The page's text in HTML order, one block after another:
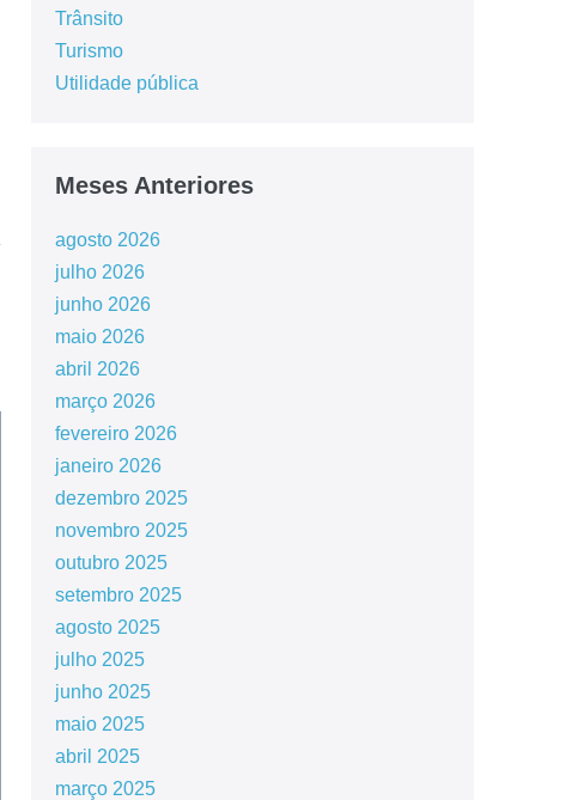
Trânsito
Turismo
Utilidade pública
Meses Anteriores
agosto 2026
julho 2026
junho 2026
maio 2026
abril 2026
março 2026
fevereiro 2026
janeiro 2026
dezembro 2025
novembro 2025
outubro 2025
setembro 2025
agosto 2025
julho 2025
junho 2025
maio 2025
abril 2025
março 2025